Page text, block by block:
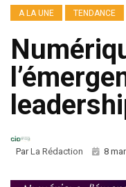
A LA UNE TENDANCE
ParLa Rédaction 8